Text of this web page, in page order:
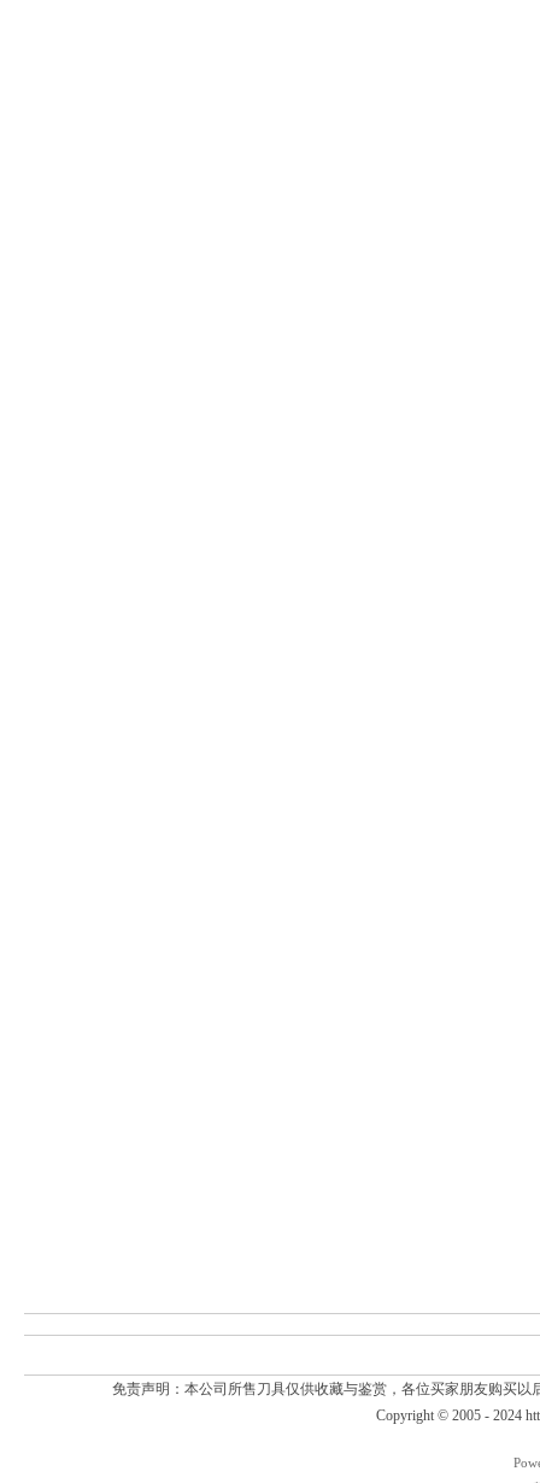
免责声明：本公司所售刀具仅供收藏与鉴赏，各位买家朋友购买
Copyright © 2005 - 2024